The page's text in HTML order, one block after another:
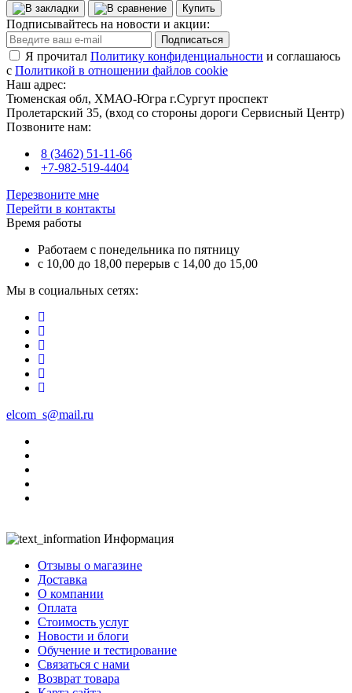
Купить
Подписывайтесь на новости и акции:
Подписаться
Я прочитал Политику конфиденциальности и соглашаюсь
с Политикой в отношении файлов cookie
Наш адрес:
Тюменская обл, ХМАО-Югра г.Сургут проспект
Пролетарский 35, (вход со стороны дороги Сервисный Центр)
Позвоните нам:
8 (3462) 51-11-66
+7-982-519-4404
Перезвоните мне
Перейти в контакты
Время работы
Работаем с понедельника по пятницу
с 10,00 до 18,00 перерыв с 14,00 до 15,00
Мы в социальных сетях:
elcom_s@mail.ru
Информация
Отзывы о магазине
Доставка
О компании
Оплата
Стоимость услуг
Новости и блоги
Обучение и тестирование
Связаться с нами
Возврат товара